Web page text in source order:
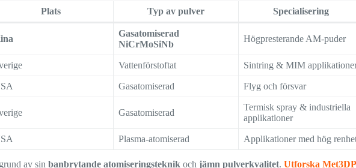
Plats Typ av pulver Specialisering
Gasatomiserad
NiCrMoSiNb
Högpresterande AM-puder
Vattenförstoftat Sintring & MIM
Gasatomiserad Flyg och försvar
Gasatomiserad
Termisk spray & industriella
applikationer
Plasma-atomiserad Applikationer med hög
av sinbanbrytande atomiseringsteknik ochjämn pulverkvalitet.Utforska